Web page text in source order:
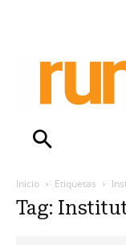
Inicio Etiquetas
Tag: